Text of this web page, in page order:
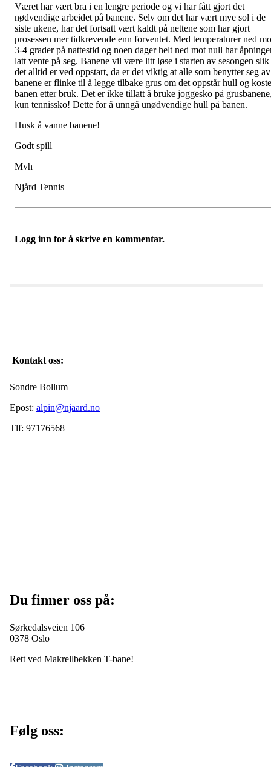
Været har vært bra i en lengre periode og vi har fått gjort det
nødvendige arbeidet på banene. Selv om det har vært mye sol i de
siste ukene, har det fortsatt vært kaldt på nettene som har gjort
prosessen mer tidkrevende enn forventet. Med temperaturer ned
3-4 grader på nattestid og noen dager helt ned mot null har
latt vente på seg. Banene vil være litt løse i starten av sesongen slik
det alltid er ved oppstart, da er det viktig at alle som benytter seg av
banene er flinke til å legge tilbake grus om det oppstår hull og
banen etter bruk. Det er ikke tillatt å bruke joggesko på
kun tennissko! Dette for å unngå unødvendige hull på banen.
Husk å vanne banene!
Godt spill
Mvh
Njård Tennis
Logg inn for å skrive en kommentar.
Kontakt oss:
Sondre Bollum
Epost: alpin@njaard.no
Tlf: 97176568
Du finner oss på:
Sørkedalsveien 106
0378 Oslo
Rett ved Makrellbekken T-bane!
Følg oss: